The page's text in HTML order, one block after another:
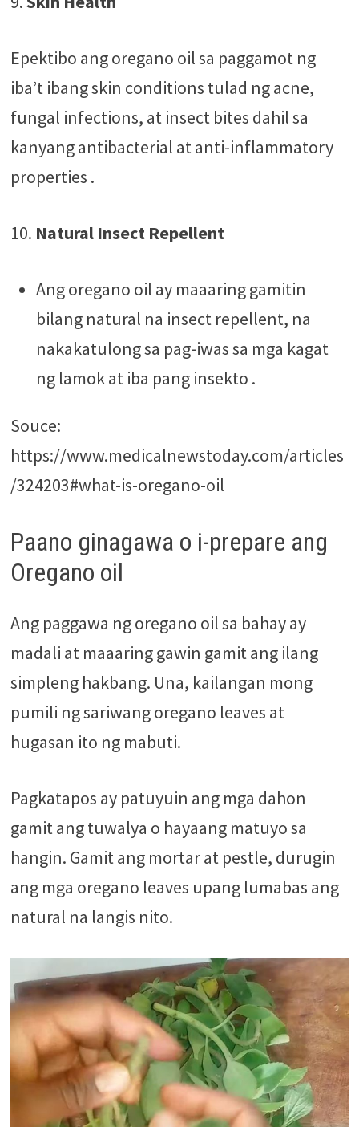
Epektibo ang oregano oil sa paggamot ng
iba’t ibang skin conditions tulad ng acne,
fungal infections, at insect bites dahil sa
kanyang antibacterial at anti-inflammatory
properties​ ​.
10. Natural Insect Repellent
Ang oregano oil ay maaaring gamitin
bilang natural na insect repellent, na
nakakatulong sa pag-iwas sa mga kagat
ng lamok at iba pang insekto .
Souce:
https://www.medicalnewstoday.com/articles
/324203#what-is-oregano-oil
Paano ginagawa o i-prepare ang
Oregano oil
Ang paggawa ng oregano oil sa bahay ay
madali at maaaring gawin gamit ang ilang
simpleng hakbang. Una, kailangan mong
pumili ng sariwang oregano leaves at
hugasan ito ng mabuti.
Pagkatapos ay patuyuin ang mga dahon
gamit ang tuwalya o hayaang matuyo sa
hangin. Gamit ang mortar at pestle, durugin
ang mga oregano leaves upang lumabas ang
natural na langis nito.